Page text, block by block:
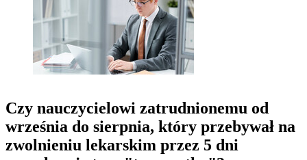
Czy nauczycielowi zatrudnionemu od
września do sierpnia, który przebywał na
zwolnieniu lekarskim przez 5 dni